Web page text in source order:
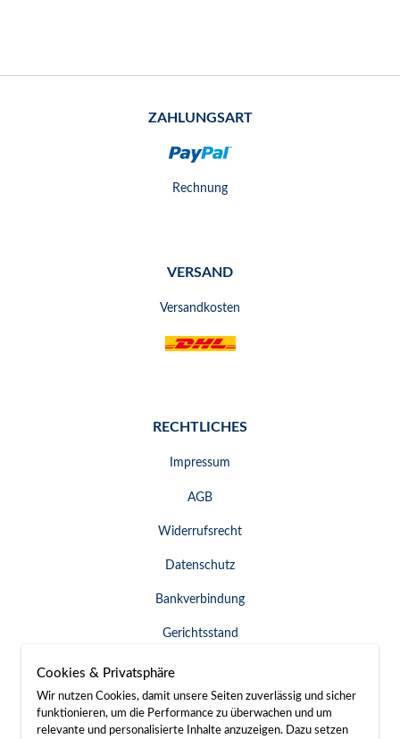
ZAHLUNGSART
Rechnung
VERSAND
Versandkosten
RECHTLICHES
Impressum
AGB
Widerrufsrecht
Datenschutz
Bankverbindung
Gerichtsstand
Widerruf erklären
Cookies & Privatsphäre
Wir nutzen Cookies, damit unsere Seiten zuverlässig und sicher
funktionieren, um die Performance zu überwachen und um
relevante und personalisierte Inhalte anzuzeigen. Dazu setzen